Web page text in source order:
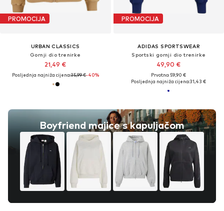
PROMOCIJA
URBAN CLASSICS
Gornji dio trenirke
21,49 €
Posljednja najniža cijena:35,99 €-40%
PROMOCIJA
ADIDAS SPORTSWEAR
Sportski gornji dio trenirke
49,90 €
Prvotno: 59,90 €
Posljednja najniža cijena:31,43 €
Boyfriend majice s kapuljačom